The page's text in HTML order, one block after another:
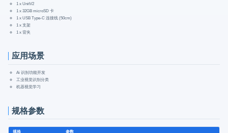
1 x UnitV2
1 x 32GB microSD 卡
1 x USB Type-C 连接线 (50cm)
1 x 支架
1 x 背夹
应用场景
Ai 识别功能开发
工业视觉识别分类
机器视觉学习
规格参数
规格 参数